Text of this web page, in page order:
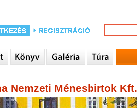
Nemzeti Ménesbirtok Kft.